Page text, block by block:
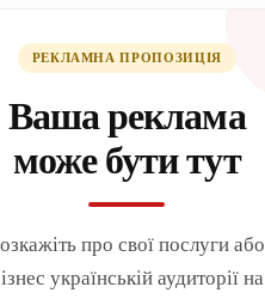
РЕКЛАМНА ПРОПОЗИЦІЯ
Ваша реклама
може бути тут
про свої послуги або
українській аудиторії на